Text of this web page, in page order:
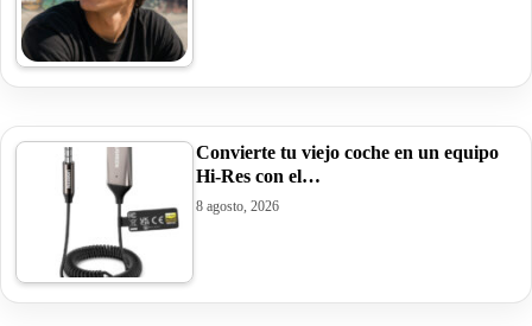
Convierte tu viejo coche en un equipo
Hi-Res con el…
8 agosto, 2026